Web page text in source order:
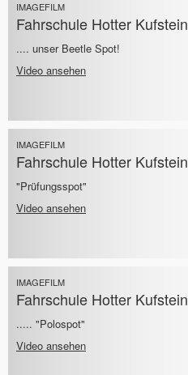
IMAGEFILM
Fahrschule Hotter Kufstein
.... unser Beetle Spot!
Video ansehen
IMAGEFILM
Fahrschule Hotter Kufstein
"Prüfungsspot"
Video ansehen
IMAGEFILM
Fahrschule Hotter Kufstein
..... "Polospot"
Video ansehen